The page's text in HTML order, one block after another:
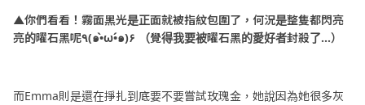
▲你們看看！霧面黑光是正面就被指紋包圍了，何況是整隻都閃亮
亮的曜石黑呢٩(๑•̀ω•́๑)۶ （覺得我要被曜石黑的愛好者封殺了...）
而Emma則是還在掙扎到底要不要嘗試玫瑰金，她說因為她很多灰